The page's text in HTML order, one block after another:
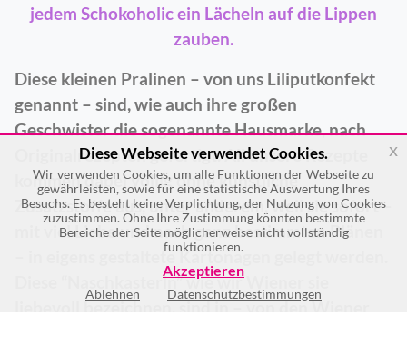
jedem Schokoholic ein Lächeln auf die Lippen
zauben.
Diese kleinen Pralinen – von uns Liliputkonfekt
genannt – sind, wie auch ihre großen
Geschwister die sogenannte Hausmarke, nach
Originalrezepten gefertigt. All unsere Rezepte
kommen dabei völlig ohne künstliche
Zusatzstoffe aus, unter anderem, weil sie sofort –
mit viel Liebe und nach ganz bestimmten Plänen
– in eigens gestaltete Kartonagen gelegt werden.
Diese “Naschkasterln” wie wir Wiener sie
Diese Webseite verwendet Cookies.
Wir verwenden Cookies, um alle Funktionen der Webseite zu
gewährleisten, sowie für eine statistische Auswertung Ihres
Besuchs. Es besteht keine Verplichtung, der Nutzung von Cookies
zuzustimmen. Ohne Ihre Zustimmung könnten bestimmte
Bereiche der Seite möglicherweise nicht vollständig
funktionieren.
Akzeptieren
Ablehnen Datenschutzbestimmungen
x